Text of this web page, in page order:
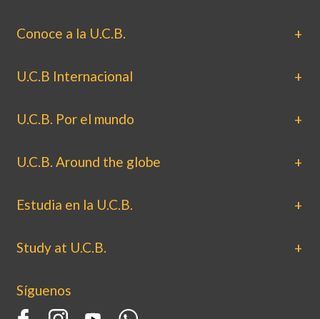
Conoce a la U.C.B.
U.C.B Internacional
U.C.B. Por el mundo
U.C.B. Around the globe
Estudia en la U.C.B.
Study at U.C.B.
Síguenos